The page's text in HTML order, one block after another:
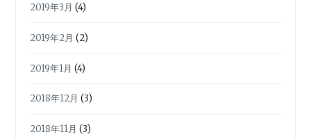
2019年3月 (4)
2019年2月 (2)
2019年1月 (4)
2018年12月 (3)
2018年11月 (3)